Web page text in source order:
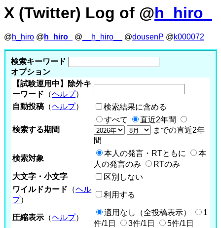
X (Twitter) Log of @h_hiro_
@h_hiro @ h_hiro_ @ __h_hiro__ @dousenP @k000072
検索キーワード
オプション
【試験運用中】除外キ
ーワード （ヘルプ）
自動投稿 （ヘルプ） 検索結果に含める
検索する期間
すべて
直近2年間
までの直近2年
間
検索対象
本人の発言・RTともに
本
人の発言のみ
RTのみ
大文字・小文字
区別しない
ワイルドカード （ヘル
プ）
利用する
圧縮表示 （ヘルプ）
適用なし（全投稿表示）
1
件/1日
3件/1日 5件/1日